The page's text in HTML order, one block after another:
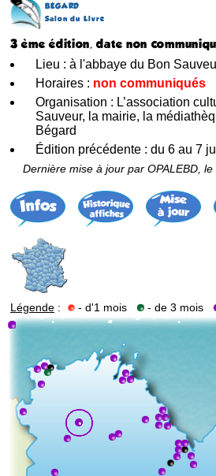
BÉGARD
Salon du Livre
3 ème édition, date non
Lieu : à l'abbaye du Bon
Horaires : non communiqués
Organisation : L’association
Sauveur, la mairie, la
Bégard
Édition précédente : du 6 au 7
Dernière mise à jour par OPALEBD, le
Légende : - d'1 mois - de 3 mois